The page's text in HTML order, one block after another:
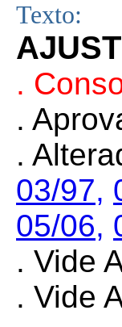
Texto:
.
.
.
03/97,
05/06,
. Vide
. Vide